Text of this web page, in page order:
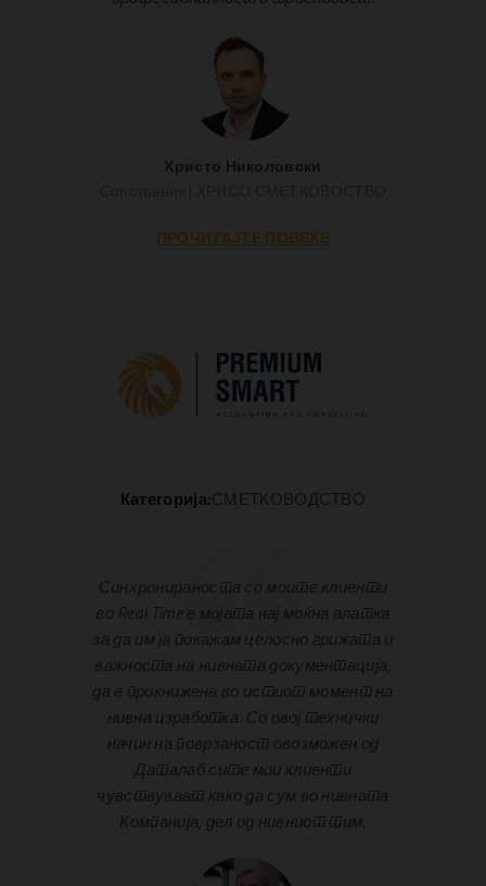
Христо Николовски
ПРОЧИТАЈТЕ ПОВЕЌЕ
Категорија:СМЕТКОВОДСТВО
Синхронираноста со моите клиенти
во Real Time е мојата нај моќна алатка
за да им ја покажам целосно грижата и
важноста на нивната документација,
да е прокнижена во истиот момент на
нивна изработка. Со овој технички
начин на поврзаност овозможен од
Даталаб сите мои клиенти
чувствуваат како да сум во нивната
Компанија, дел од нивниот тим.